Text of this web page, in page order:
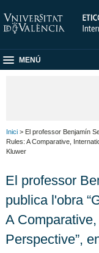
MENÚ
Inici > El professor Benjamín
Rules: A Comparative,
Kluwer
El professor
publica l'obra
A
Perspective”,